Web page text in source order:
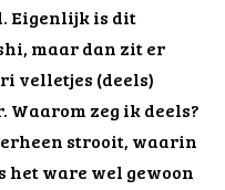
Eigenlijk is dit
maar dan zit er
velletjes (deels)
zeg ik deels?
strooit, waarin
het ware wel gewoon